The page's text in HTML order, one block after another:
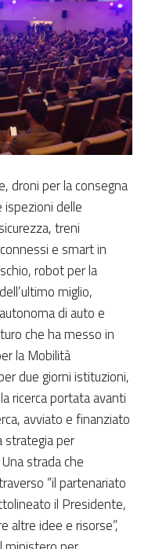
droni per la consegna
ispezioni delle
treni
e smart in
robot per la
miglio,
di auto e
che ha messo in
la Mobilità
due giorni istituzioni,
ricerca portata avanti
avviato e finanziato
strategia per
strada che
“il partenariato
il Presidente,
altre idee e risorse”,